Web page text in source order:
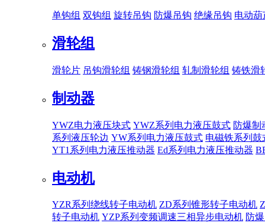
单钩组 双钩组 旋转吊钩 防爆吊钩 绝缘吊钩 电动
滑轮组
滑轮片 吊钩滑轮组 铸钢滑轮组 轧制滑轮组 铸铁滑
制动器
YWZ电力液压块式 YWZ系列电力液压鼓式 防爆制
系列液压轮边 YW系列电力液压鼓式 电磁铁系列鼓
YT1系列电力液压推动器 Ed系列电力液压推动器
电动机
YZR系列绕线转子电动机 ZD系列锥形转子电动机
转子电动机 YZP系列变频调速三相异步电动机 防